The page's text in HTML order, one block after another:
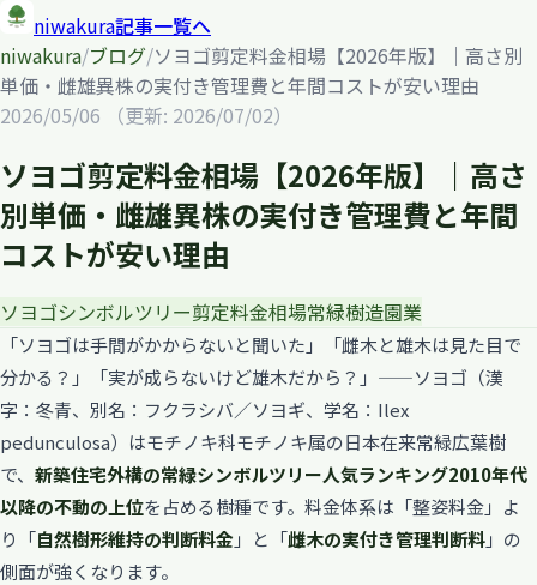
niwakura記事一覧へ
niwakura/ブログ/ソヨゴ剪定料金相場【2026年版】｜高さ別
単価・雌雄異株の実付き管理費と年間コストが安い理由
2026/05/06 （更新: 2026/07/02）
ソヨゴ剪定料金相場【2026年版】｜高さ
別単価・雌雄異株の実付き管理費と年間
コストが安い理由
ソヨゴシンボルツリー剪定料金相場常緑樹造園業
「ソヨゴは手間がかからないと聞いた」「雌木と雄木は見た目で
分かる？」「実が成らないけど雄木だから？」——ソヨゴ（漢
字：冬青、別名：フクラシバ／ソヨギ、学名：Ilex
pedunculosa）はモチノキ科モチノキ属の日本在来常緑広葉樹
で、 新築住宅外構の常緑シンボルツリー人気ランキング2010年代
以降の不動の上位を占める樹種です。料金体系は「整姿料金」よ
り「自然樹形維持の判断料金 」と「雌木の実付き管理判断料」の
側面が強くなります。